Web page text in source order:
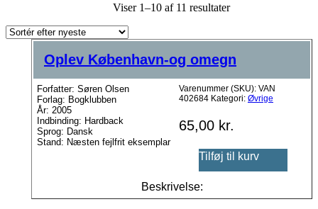
Viser 1–10 af 11 resultaterSorteret
Oplev København-og omegn
Forfatter: Søren Olsen
Forlag: Bogklubben
År: 2005
Indbinding: Hardback
Sprog: Dansk
Stand: Næsten fejlfrit eksemplar
Varenummer (SKU): VAN
402684 Kategori: Øvrige
65,00 kr.
Tilføj til kurv
Beskrivelse: